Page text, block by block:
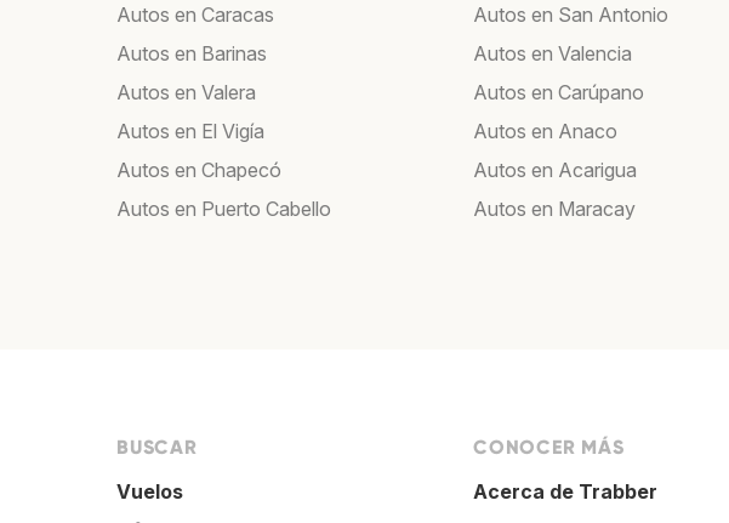
Autos en Caracas
Autos en Barinas
Autos en Valera
Autos en El Vigía
Autos en Chapecó
Autos en Puerto Cabello
Autos en San Antonio
Autos en Valencia
Autos en Carúpano
Autos en Anaco
Autos en Acarigua
Autos en Maracay
BUSCAR
Vuelos
CONOCER MÁS
Acerca de Trabber